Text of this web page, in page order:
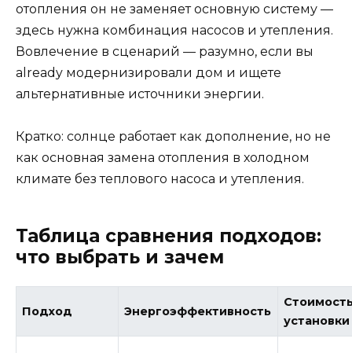
отопления он не заменяет основную систему —
здесь нужна комбинация насосов и утепления.
Вовлечение в сценарий — разумно, если вы
already модернизировали дом и ищете
альтернативные источники энергии.
Кратко: солнце работает как дополнение, но не
как основная замена отопления в холодном
климате без теплового насоса и утепления.
Таблица сравнения подходов:
что выбрать и зачем
Подход Энергоэффективность
установки